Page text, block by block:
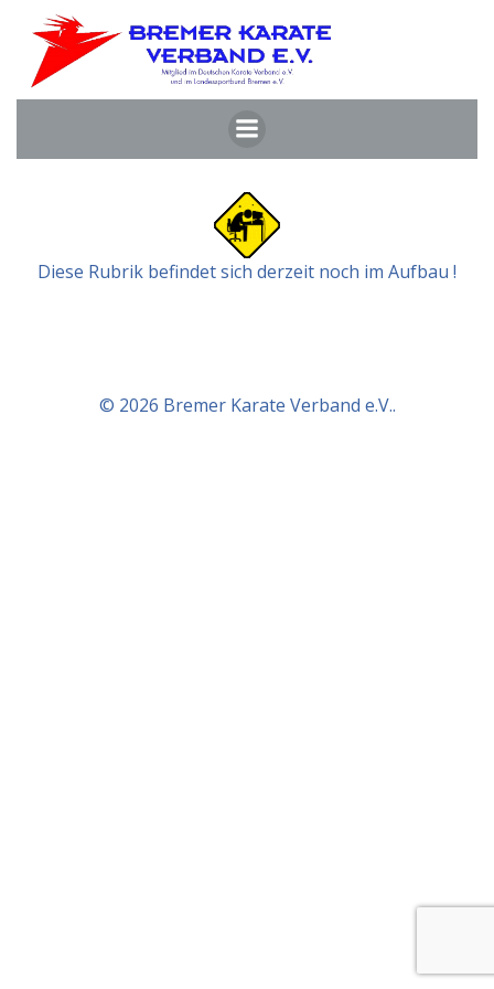
Inhalt
springen
Diese Rubrik befindet sich derzeit noch im Aufbau !
© 2026 Bremer Karate Verband e.V..